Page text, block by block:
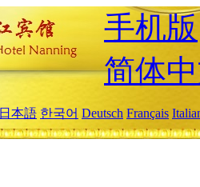
手机版
简体
日本語 한국어 Deutsch Français